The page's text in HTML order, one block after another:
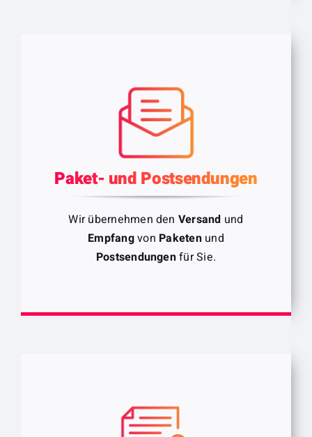
Paket- und Postsendungen
Wir übernehmen den Versand und
Empfangvon Paketenund
Postsendungenfür Sie.